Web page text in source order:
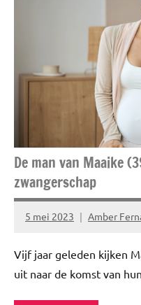
Story's
De man van Maaike
zwangerschap
5 mei 2023 Amber
Geen
Vijf jaar geleden kijken
uit naar de komst van